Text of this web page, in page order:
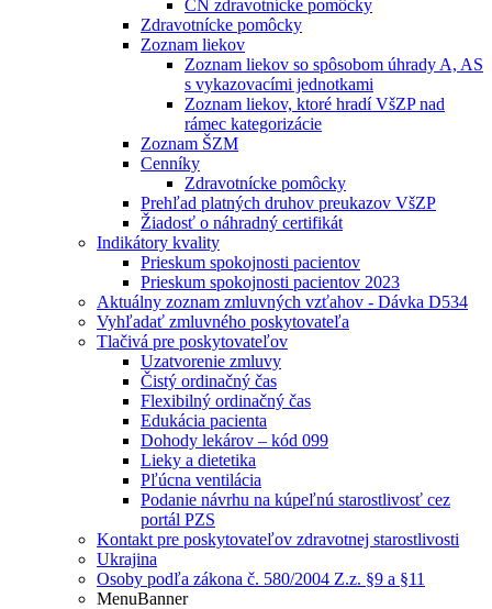
CN zdravotnícke pomôcky
Zdravotnícke pomôcky
Zoznam liekov
Zoznam liekov so spôsobom úhrady A, AS
s vykazovacími jednotkami
Zoznam liekov, ktoré hradí VšZP nad
rámec kategorizácie
Zoznam ŠZM
Cenníky
Zdravotnícke pomôcky
Prehľad platných druhov preukazov VšZP
Žiadosť o náhradný certifikát
Indikátory kvality
Prieskum spokojnosti pacientov
Prieskum spokojnosti pacientov 2023
Aktuálny zoznam zmluvných vzťahov - Dávka D534
Vyhľadať zmluvného poskytovateľa
Tlačivá pre poskytovateľov
Uzatvorenie zmluvy
Čistý ordinačný čas
Flexibilný ordinačný čas
Edukácia pacienta
Dohody lekárov – kód 099
Lieky a dietetika
Pľúcna ventilácia
Podanie návrhu na kúpeľnú starostlivosť cez
portál PZS
Kontakt pre poskytovateľov zdravotnej starostlivosti
Ukrajina
Osoby podľa zákona č. 580/2004 Z.z. §9 a §11
MenuBanner